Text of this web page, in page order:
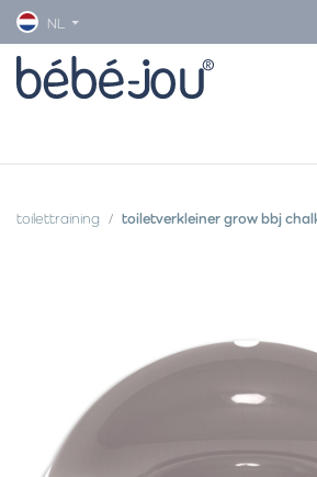
NL
toilettraining toiletverkleiner grow bbj